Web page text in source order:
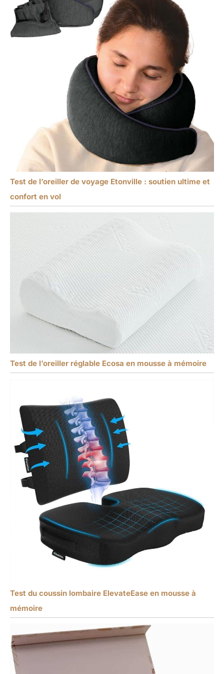
Test de l’oreiller de voyage Etonville : soutien ultime et
confort en vol
Test de l’oreiller réglable Ecosa en mousse à mémoire
Test du coussin lombaire ElevateEase en mousse à
mémoire